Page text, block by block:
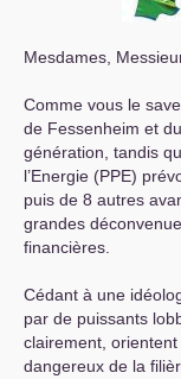
Mesdames,
Comme vous le
de Fessenheim et
génération, tandis
l’Energie (PPE)
puis de 8 autres
grandes
financières.
Cédant à une
par de puissants
clairement,
dangereux de la